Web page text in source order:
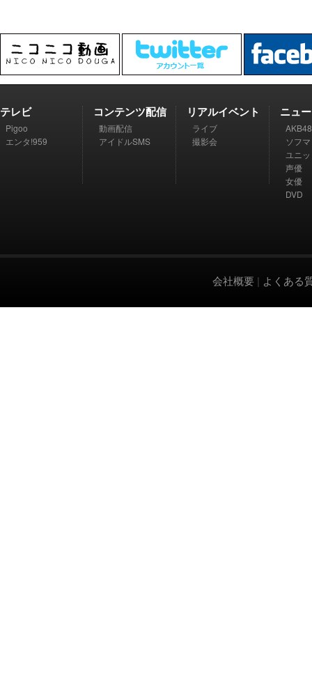
テレビ
Pigoo
エンタ!959
コンテンツ配信
動画配信
アイドルSMS
リアルイベント
ライブ
撮影会
ニュ
AKB48
ソフ
ユニ
声優
女優
DVD
会社概要 | よくある